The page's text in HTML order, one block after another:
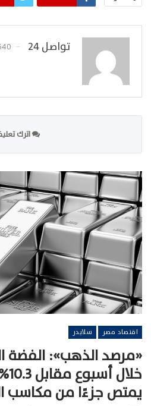
تواصل 24 2540
اترك
اقتصاد مصر سلايدر
يمتص جزءًا من مكاسب